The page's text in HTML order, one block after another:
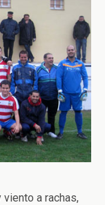
a rachas,